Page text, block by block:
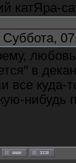
катЯра-
Суббота,
в
все куда-
нибудь